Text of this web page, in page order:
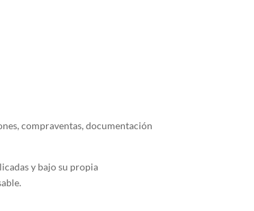
compraventas, documentación
y bajo su propia